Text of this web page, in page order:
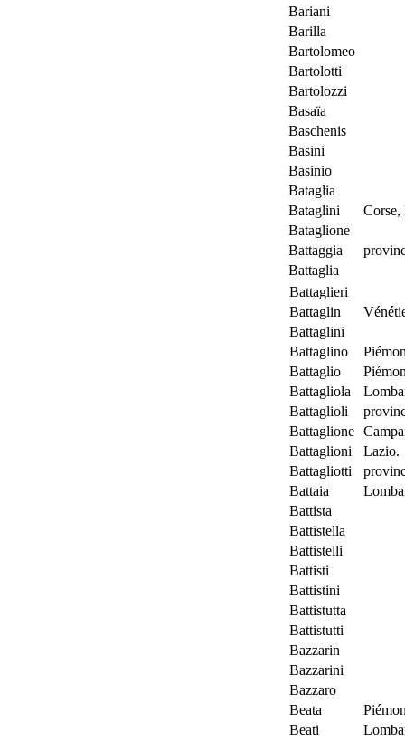
Bariani
Barilla
Bartolomeo
Bartolotti
Bartolozzi
Basaïa
Baschenis
Basini
Basinio
Bataglia
Bataglini
Corse,
Bataglione
Battaggia
Battaglia
Battaglieri
Battaglin
Battaglini
Battaglino
Battaglio
Battagliola
Battaglioli
Battaglione
Battaglioni
Lazio.
Battagliotti
Battaia
Battista
Battistella
Battistelli
Battisti
Battistini
Battistutta
Battistutti
Bazzarin
Bazzarini
Bazzaro
Beata
Beati